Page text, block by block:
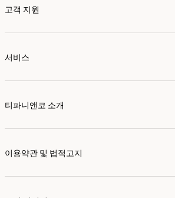
고객 지원
서비스
티파니앤코 소개
이용약관 및 법적고지